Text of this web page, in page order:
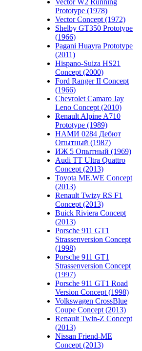
Vector W2 Running
Prototype (1978)
Vector Concept (1972)
Shelby GT350 Prototype
(1966)
Pagani Huayra Prototype
(2011)
Hispano-Suiza HS21
Concept (2000)
Ford Ranger II Concept
(1966)
Chevrolet Camaro Jay
Leno Concept (2010)
Renault Alpine A710
Prototype (1989)
НАМИ 0284 Дебют
Опытный (1987)
ИЖ 5 Опытный (1969)
Audi TT Ultra Quattro
Concept (2013)
Toyota ME.WE Concept
(2013)
Renault Twizy RS F1
Concept (2013)
Buick Riviera Concept
(2013)
Porsche 911 GT1
Strassenversion Concept
(1998)
Porsche 911 GT1
Strassenversion Concept
(1997)
Porsche 911 GT1 Road
Version Concept (1998)
Volkswagen CrossBlue
Coupe Concept (2013)
Renault Twin-Z Concept
(2013)
Nissan Friend-ME
Concept (2013)